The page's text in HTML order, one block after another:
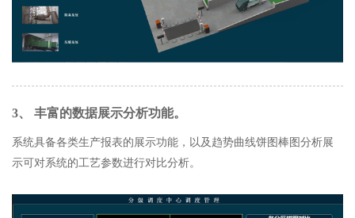
3、 丰富的数据展示分析功能。
系统具备各类生产报表的展示功能，以及趋势曲线饼图棒图分析展
示可对系统的工艺参数进行对比分析。